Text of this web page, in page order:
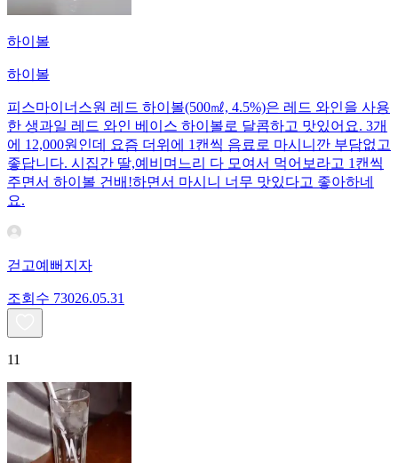
하이볼
하이볼
피스마이너스원 레드 하이볼(500㎖, 4.5%)은 레드 와인을 사용
한 생과일 레드 와인 베이스 하이볼로 달콤하고 맛있어요. 3개
에 12,000원인데 요즘 더위에 1캔씩 음료로 마시니깐 부담없고
좋답니다. 시집간 딸,예비며느리 다 모여서 먹어보라고 1캔씩
주면서 하이볼 건배!하면서 마시니 너무 맛있다고 좋아하네
요.
걷고예뻐지자
조회수 73026.05.31
11